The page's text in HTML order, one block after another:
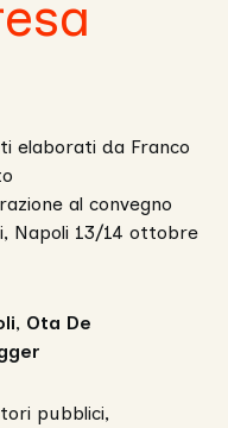
elaborati da Franco
al convegno
Napoli 13/14 ottobre
, Ota De
pubblici,